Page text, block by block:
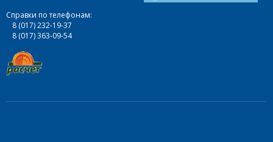
Справки по телефонам:
8 (017) 232-19-37
8 (017) 363-09-54